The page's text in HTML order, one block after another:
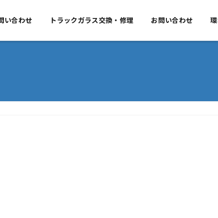
事業のご案内 お問い合わせ
い合わせ トラックガラス交換・修理 お問い合わせ